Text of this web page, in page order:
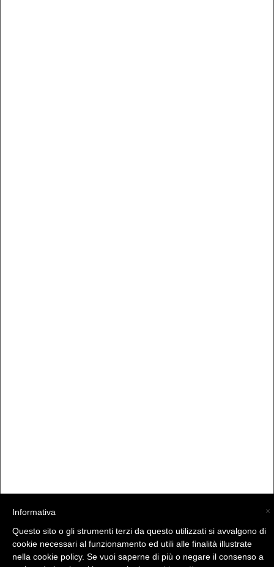
(C) La Valtellina - info@la-valtellina.com -
×
Informativa
Questo sito o gli strumenti terzi da questo utilizzati si avvalgono di
cookie necessari al funzionamento ed utili alle finalità illustrate
nella cookie policy. Se vuoi saperne di più o negare il consenso a